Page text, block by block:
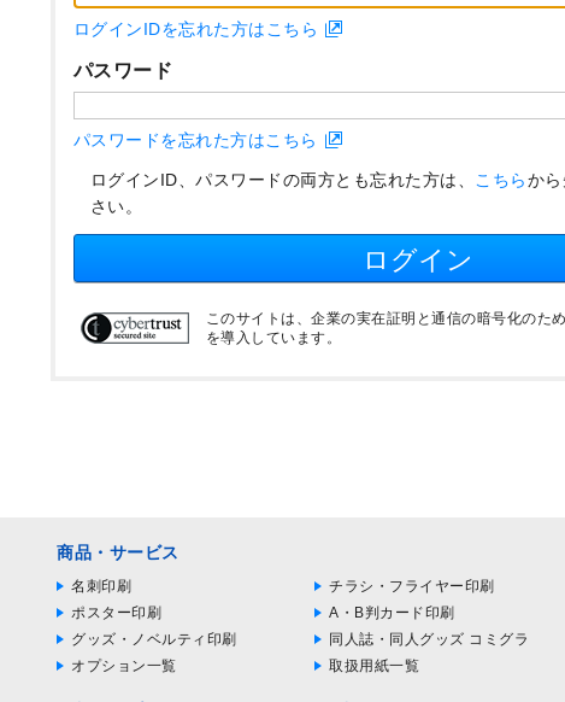
ログインIDを忘れた方はこちら
パスワード
パスワードを忘れた方はこちら
ログインID、パスワードの両方とも忘れた方は、 こちらか
さい。
ログイン
このサイトは、企業の実在証明と通信の暗号化のた
を導入しています。
商品・サービス
名刺印刷 チラシ・フライヤー印刷
ポスター印刷
A・B判カード印刷
グッズ・ノベルティ印刷
同人誌・同人グッズ コミグラ
オプション一覧
取扱用紙一覧